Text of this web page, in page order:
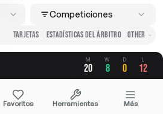
Competiciones
TARJETAS ESTADÍSTICAS DEL ÁRBITRO
M
20
W
8
D
0
L
12
A FAVOR
0.90
EN CONTRA
1.30
Favoritos Herramientas Más